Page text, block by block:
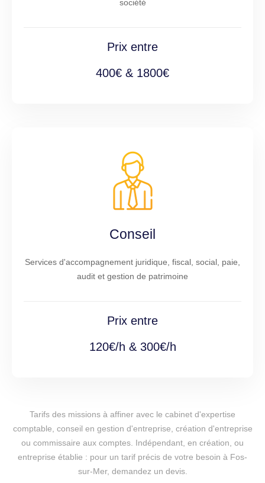
société
Prix entre
400€ & 1800€
Conseil
Services d'accompagnement juridique, fiscal, social, paie,
audit et gestion de patrimoine
Prix entre
120€/h & 300€/h
Tarifs des missions à affiner avec le cabinet d'expertise
comptable, conseil en gestion d'entreprise, création d'entreprise
ou commissaire aux comptes. Indépendant, en création, ou
entreprise établie : pour un tarif précis de votre besoin à Fos-
sur-Mer, demandez un devis.